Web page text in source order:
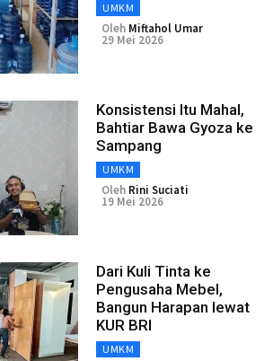
UMKM
Oleh Miftahol Umar
29 Mei 2026
Konsistensi Itu Mahal,
Bahtiar Bawa Gyoza ke
Sampang
UMKM
Oleh Rini Suciati
19 Mei 2026
Dari Kuli Tinta ke
Pengusaha Mebel,
Bangun Harapan lewat
KUR BRI
UMKM